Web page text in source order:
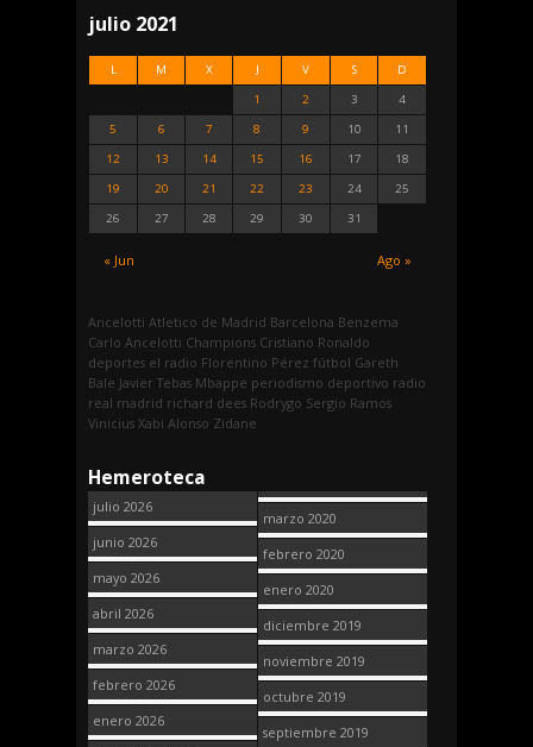
julio 2021
L M X J V S D
« Jun Ago »
1 2 3
4
5
6 7 8 9 10
11
12
13 14 15 16 17
18
19
20 21 22 23 24
25
26
27 28 29 30 31
Ancelotti Atletico de Madrid Barcelona Benzema
Carlo Ancelotti Champions Cristiano Ronaldo
deportes el radio Florentino Pérez fútbol Gareth
Bale Javier Tebas Mbappe periodismo deportivo radio
real madrid richard dees Rodrygo Sergio Ramos
Vinicius Xabi Alonso Zidane
Hemeroteca
julio 2026
junio 2026
mayo 2026
abril 2026
marzo 2026
febrero 2026
enero 2026
marzo 2020
febrero 2020
enero 2020
diciembre 2019
noviembre 2019
octubre 2019
septiembre 2019